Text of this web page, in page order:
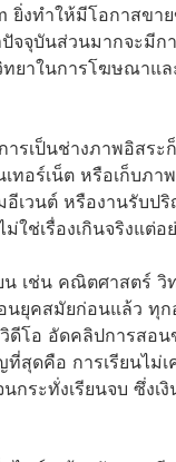
ยิ่งทำให้มีโอกาส
จจุบันส่วนมากจะ
าในการโฆษณาแ
เป็นช่างภาพอิสร
ร์เน็ต หรือเก็บภา
เวนต์ หรืองานรับ
ใช่เรื่องเกินจริงแต่อ
เช่น คณิตศาสตร์
นยุคสมัยก่อนแล้ว
โอ อัดคลิปการสอ
ดคือ การเรียนไม่
ระทั่งเรียนจบ ซึ่ง